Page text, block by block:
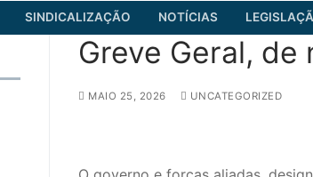
SINDICALIZAÇÃO NOTÍCIAS
Greve Geral, de
MAIO 25, 2026 UNCATEGORIZED